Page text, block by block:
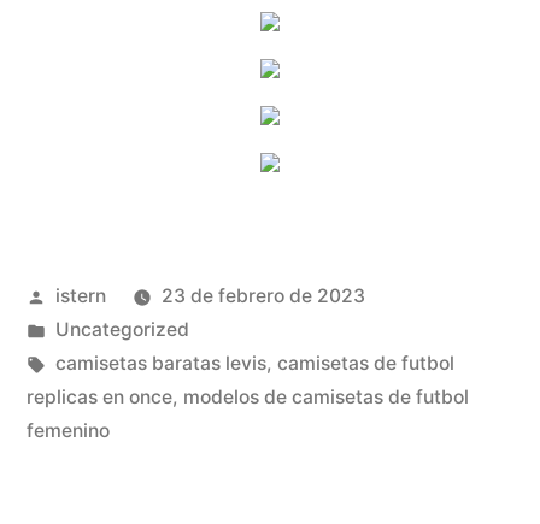
Publicado
por
istern
23 de febrero de 2023
Publicado
en
Uncategorized
Etiquetas:
camisetas baratas levis, camisetas de futbol
replicas en once, modelos de camisetas de futbol
femenino